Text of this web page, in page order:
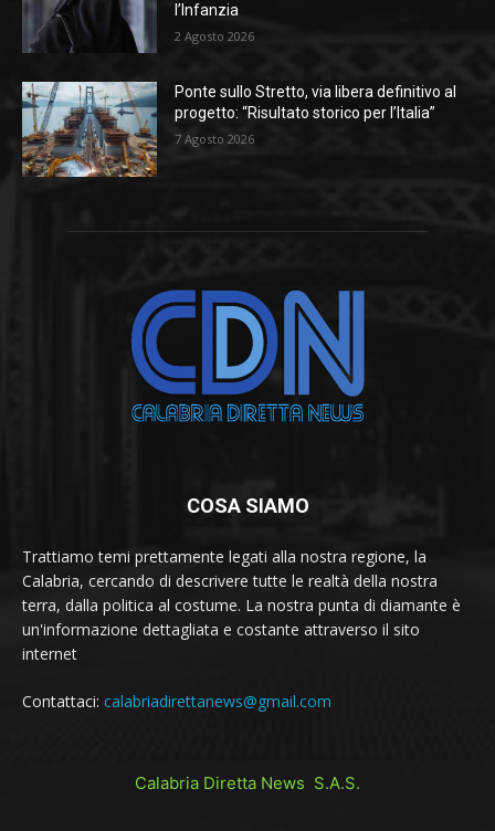
l’Infanzia
2 Agosto 2026
Ponte sullo Stretto, via libera definitivo al
progetto: “Risultato storico per l’Italia”
7 Agosto 2026
COSA SIAMO
Trattiamo temi prettamente legati alla nostra regione, la
Calabria, cercando di descrivere tutte le realtà della nostra
terra, dalla politica al costume. La nostra punta di diamante è
un'informazione dettagliata e costante attraverso il sito
internet
Contattaci: calabriadirettanews@gmail.com
Calabria Diretta News S.A.S.